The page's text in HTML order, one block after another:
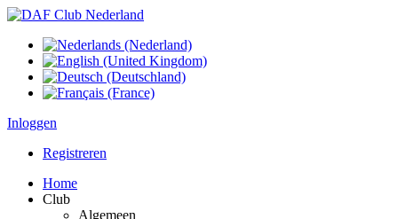
Inloggen
Registreren
Home
Club
Algemeen